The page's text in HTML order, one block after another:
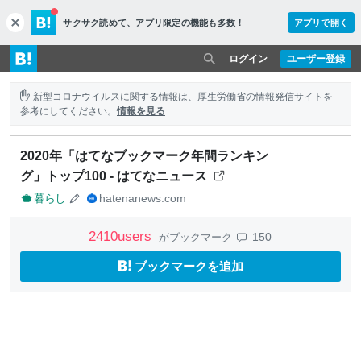
c
l
o
s
e
サクサク読めて、 アプリ限定の機能も多数！ アプリで開く
ユーザー登録
ログイン
新型コロナウイルスに関する情報は、厚生労働省の情報発信サイトを
参考にしてください。情報を見る
2020年「はてなブックマーク年間ランキン
グ」トップ100 - はてなニュース
暮らし hatenanews.com
2410users がブックマーク 150
ブックマークを追加